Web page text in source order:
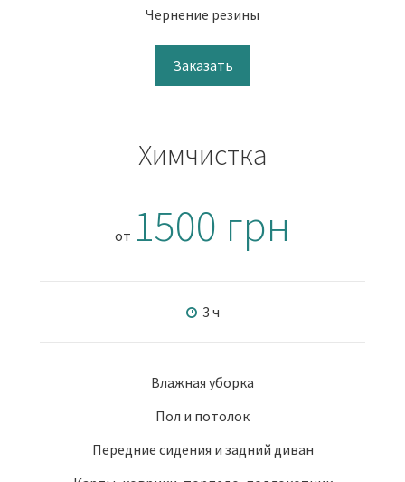
Чернение резины
Заказать
Химчистка
от 1500 грн
3 ч
Влажная уборка
Пол и потолок
Передние сидения и задний диван